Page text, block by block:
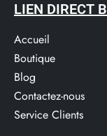
LIEN DIRECT
Accueil
Boutique
Blog
Contactez-nous
Service Clients​